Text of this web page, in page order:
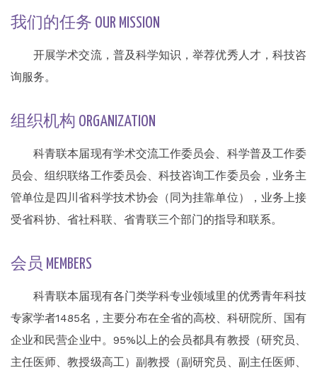
我们的任务 OUR MISSION
开展学术交流，普及科学知识，举荐优秀人才，科技咨
询服务。
组织机构 ORGANIZATION
科青联本届现有学术交流工作委员会、科学普及工作委
员会、组织联络工作委员会、科技咨询工作委员会，业务主
管单位是四川省科学技术协会（同为挂靠单位），业务上接
受省科协、省社科联、省青联三个部门的指导和联系。
会员 MEMBERS
科青联本届现有各门类学科专业领域里的优秀青年科技
专家学者1485名，主要分布在全省的高校、科研院所、国有
企业和民营企业中。95%以上的会员都具有教授（研究员、
主任医师、教授级高工）副教授（副研究员、副主任医师、